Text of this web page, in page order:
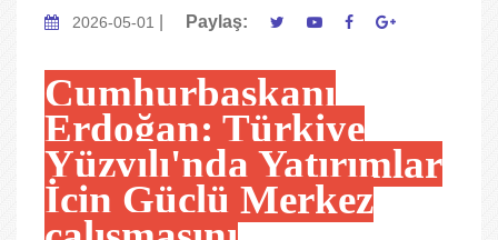
2026-05-01 Paylaş:
Cumhurbaşkanı
Erdoğan: Türkiye
Yüzyılı'nda Yatırımlar
İçin Güçlü Merkez